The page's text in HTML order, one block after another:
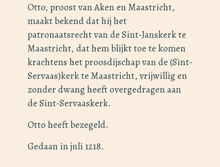
Otto, proost van Aken en Maastricht,
maakt bekend dat hij het
patronaatsrecht van de Sint-Janskerk te
Maastricht, dat hem blijkt toe te komen
krachtens het proosdijschap van de (Sint-
Servaas)kerk te Maastricht, vrijwillig en
zonder dwang heeft overgedragen aan
de Sint-Servaaskerk.
Otto heeft bezegeld.
Gedaan in juli 1218.